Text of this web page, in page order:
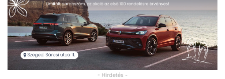
- Hirdetés -